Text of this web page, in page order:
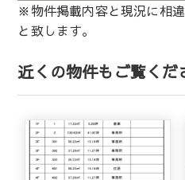
※物件掲載内容と現況に相
と致します。
近くの物件もご覧くだ